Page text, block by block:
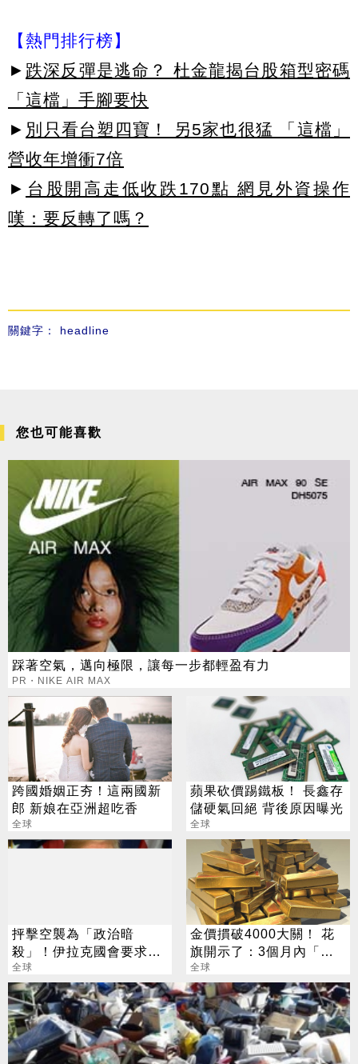
【熱門排行榜】
► 跌深反彈是逃命？ 杜金龍揭台股箱型密碼
「這檔」手腳要快
► 別只看台塑四寶！ 另5家也很猛 「這檔」
營收年增衝7倍
► 台股開高走低收跌170點 網見外資操作
嘆：要反轉了嗎？
關鍵字： headline
您也可能喜歡
踩著空氣，邁向極限，讓每一步都輕盈有力
PR・NIKE AIR MAX
跨國婚姻正夯！這兩國新
郎 新娘在亞洲超吃香
全球
蘋果砍價踢鐵板！ 長鑫存
儲硬氣回絕 背後原因曝光
全球
抨擊空襲為「政治暗
殺」！伊拉克國會要求美
軍撤離
全球
金價摜破4000大關！ 花
旗開示了：3個月內「跌
到這」
全球